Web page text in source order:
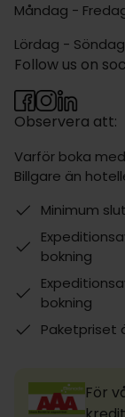
Måndag -
Lördag -
Observera att:
Varför boka
Billgare än
Minimum
bokning
bokning
Paketpriset
Follow us on
För